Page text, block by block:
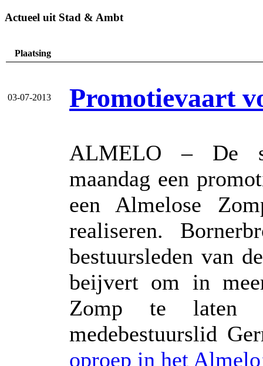
Actueel uit Stad & Ambt
Plaatsing
03-07-2013 Promotievaart
ALMELO – De
maandag een
een Almelose
realiseren.
bestuursleden van
beijvert om in
Zomp te laten
medebestuurslid
oproep in het